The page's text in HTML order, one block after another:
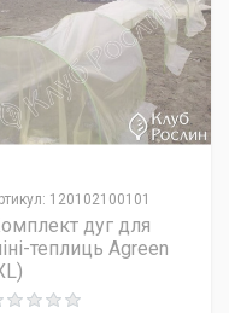
: 120102100101
дуг для
теплиць Agreen
0 out of 5